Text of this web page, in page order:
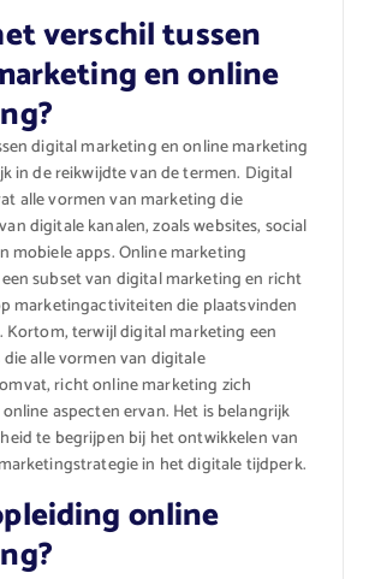
verschil tussen
en online
digital marketing en online marketing
in de reikwijdte van de termen. Digital
alle vormen van marketing die
digitale kanalen, zoals websites, social
mobiele apps. Online marketing
subset van digital marketing en richt
marketingactiviteiten die plaatsvinden
terwijl digital marketing een
alle vormen van digitale
richt online marketing zich
aspecten ervan. Het is belangrijk
te begrijpen bij het ontwikkelen van
in het digitale tijdperk.
online